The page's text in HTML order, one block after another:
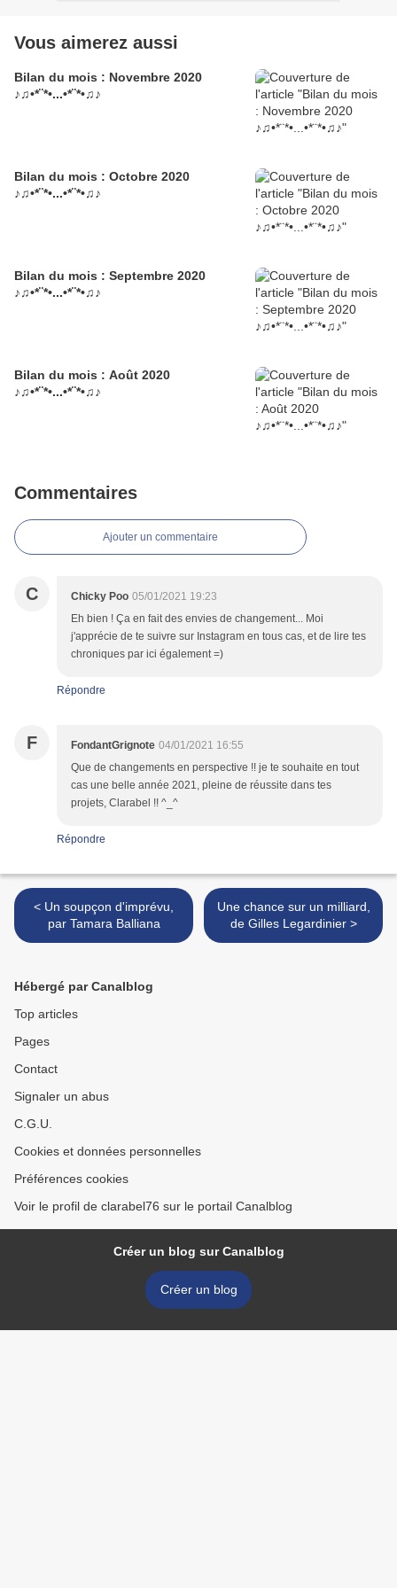
Vous aimerez aussi
Bilan du mois : Novembre 2020
♪♫•*¨*•...•*¨*•♫♪
Bilan du mois : Octobre 2020
♪♫•*¨*•...•*¨*•♫♪
Bilan du mois : Septembre 2020
♪♫•*¨*•...•*¨*•♫♪
Bilan du mois : Août 2020
♪♫•*¨*•...•*¨*•♫♪
Commentaires
Ajouter un commentaire
C Chicky Poo 05/01/2021 19:23
Eh bien ! Ça en fait des envies de changement... Moi
j'apprécie de te suivre sur Instagram en tous cas, et de lire tes
chroniques par ici également =)
Répondre
F FondantGrignote 04/01/2021 16:55
Que de changements en perspective !! je te souhaite en tout
cas une belle année 2021, pleine de réussite dans tes
projets, Clarabel !! ^_^
Répondre
< Un soupçon d'imprévu,
par Tamara Balliana
Une chance sur un milliard,
de Gilles Legardinier >
Hébergé par Canalblog
Top articles
Pages
Contact
Signaler un abus
C.G.U.
Cookies et données personnelles
Préférences cookies
Voir le profil de clarabel76 sur le portail Canalblog
Créer un blog sur Canalblog
Créer un blog